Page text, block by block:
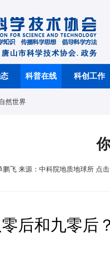
科普在线 科创工作
自然世界
飞 来源：中科院地质地球所 点
后和九零后